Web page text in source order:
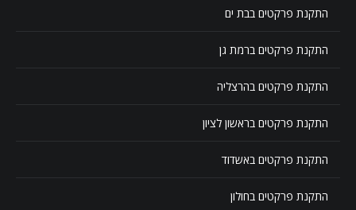
התקנת פרקטים בבת ים
התקנת פרקטים ברמת גן
התקנת פרקטים בהרצליה
התקנת פרקטים בראשון לציון
התקנת פרקטים באשדוד
התקנת פרקטים בחולון